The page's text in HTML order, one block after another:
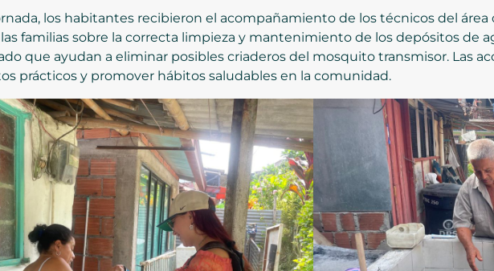
los habitantes recibieron el acompañamiento de los técnicos del
familias sobre la correcta limpieza y mantenimiento de los depósitos de
que ayudan a eliminar posibles criaderos del mosquito transmisor. Las
prácticos y promover hábitos saludables en la comunidad.